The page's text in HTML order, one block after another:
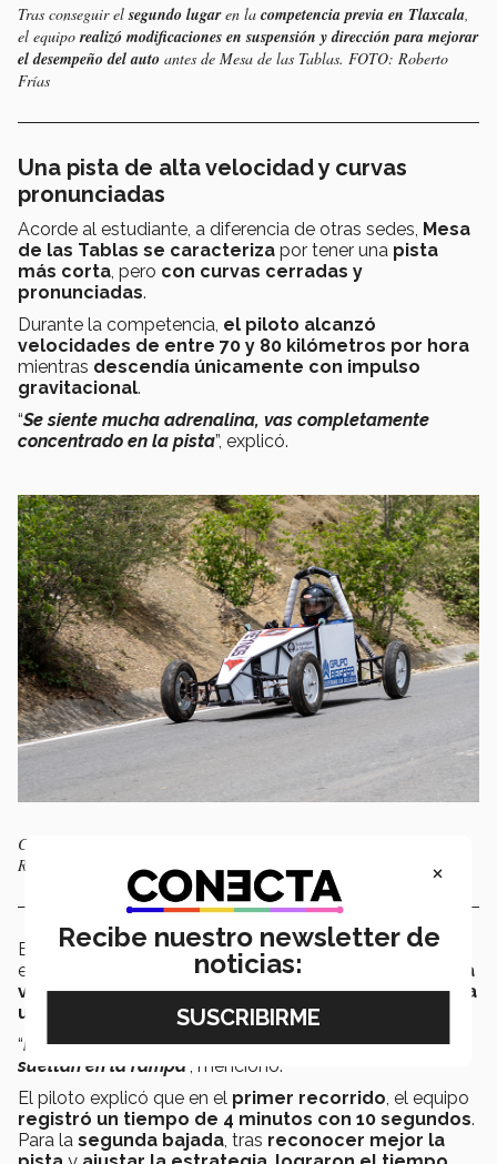
Tras conseguir el segundo lugaren la competencia previa en Tlaxcala
el equipo realizó modificaciones en suspensión y dirección para mejorar
el desempeño del auto antes de Mesa de las Tablas. FOTO: Roberto
Frías
Una pista de alta velocidad y curvas
pronunciadas
Acorde al estudiante, a diferencia de otras sedes, Mesa
de las Tablas se caracteriza por tener una pista
más corta , pero con curvas cerradas y
pronunciadas.
Durante la competencia, el piloto alcanzó
velocidades de entre 70 y 80 kilómetros por hora
mientras descendía únicamente con impulso
gravitacional.
“Se siente mucha adrenalina, vas completamente
concentrado en la pista”, explicó.
Carro del equipo del Tec campus Saltillo durante competencia. FOTO:
Roberto Frías
El estudiante compartió que, antes de competir, el
equipo no tenía oportunidad deprobar el carro a alta
velocidad, por lo quecada descenso representaba
un reto técnico y mental.
“No sabes realmente cómo va a funcionarhasta que te
sueltan en la rampa ”, mencionó.
El piloto explicó que en el primer recorrido, el equipo
registró un tiempo de 4 minutos con 10 segundos.
Para la segunda bajada, tras reconocer mejor la
×
Recibe nuestro newsletter de
noticias: